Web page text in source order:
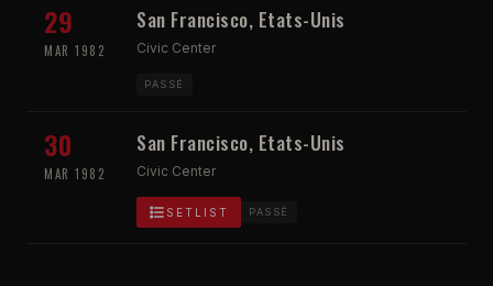
29
MAR 1982
San Francisco, Etats-Unis
Civic Center
PASSÉ
30
MAR 1982
San Francisco, Etats-Unis
Civic Center
SETLIST PASSÉ